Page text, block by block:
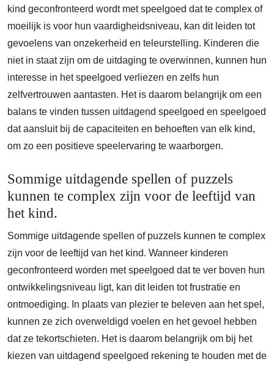
kind geconfronteerd wordt met speelgoed dat te complex of
moeilijk is voor hun vaardigheidsniveau, kan dit leiden tot
gevoelens van onzekerheid en teleurstelling. Kinderen die
niet in staat zijn om de uitdaging te overwinnen, kunnen hun
interesse in het speelgoed verliezen en zelfs hun
zelfvertrouwen aantasten. Het is daarom belangrijk om een
balans te vinden tussen uitdagend speelgoed en speelgoed
dat aansluit bij de capaciteiten en behoeften van elk kind,
om zo een positieve speelervaring te waarborgen.
Sommige uitdagende spellen of puzzels
kunnen te complex zijn voor de leeftijd van
het kind.
Sommige uitdagende spellen of puzzels kunnen te complex
zijn voor de leeftijd van het kind. Wanneer kinderen
geconfronteerd worden met speelgoed dat te ver boven hun
ontwikkelingsniveau ligt, kan dit leiden tot frustratie en
ontmoediging. In plaats van plezier te beleven aan het spel,
kunnen ze zich overweldigd voelen en het gevoel hebben
dat ze tekortschieten. Het is daarom belangrijk om bij het
kiezen van uitdagend speelgoed rekening te houden met de